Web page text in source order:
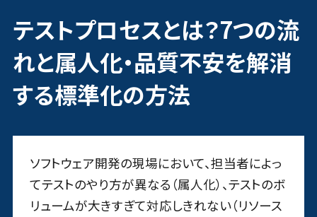
テストプロセスとは？7つの流
れと属人化・品質不安を解消
する標準化の方法
ソフトウェア開発の現場において、担当者によっ
てテストのやり方が異なる（属人化）、テストのボ
リュームが大きすぎて対応しきれない（リソース